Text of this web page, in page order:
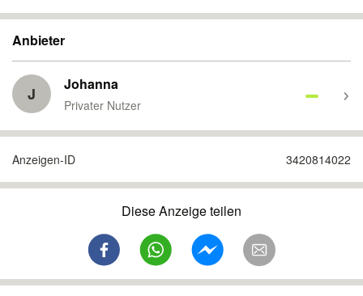
Anbieter
J Johanna
Privater Nutzer
Anzeigen-ID 3420814022
Diese Anzeige teilen